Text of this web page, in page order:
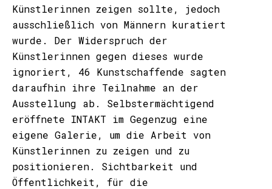
Künstlerinnen zeigen sollte, jedoch
ausschließlich von Männern kuratiert
wurde. Der Widerspruch der
Künstlerinnen gegen dieses wurde
ignoriert, 46 Kunstschaffende sagten
daraufhin ihre Teilnahme an der
Ausstellung ab. Selbstermächtigend
eröffnete INTAKT im Gegenzug eine
eigene Galerie, um die Arbeit von
Künstlerinnen zu zeigen und zu
positionieren. Sichtbarkeit und
Öffentlichkeit, für die